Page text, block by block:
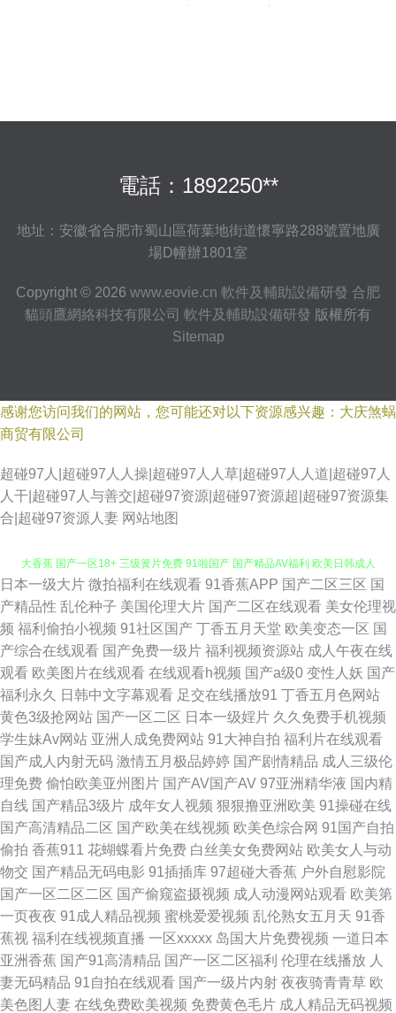
電話：1892250**
地址：安徽省合肥市蜀山區荷葉地街道懷寧路288號置地廣
場D幢辦1801室
Copyright © 2026 www.eovie.cn 軟件及輔助設備研發 合肥
貓頭鷹網絡科技有限公司 軟件及輔助設備研發 版權所有
Sitemap
感谢您访问我们的网站，您可能还对以下资源感兴趣：大庆煞蜗
商贸有限公司
超碰97人|超碰97人人操|超碰97人人草|超碰97人人道|超碰97人
人干|超碰97人与善交|超碰97资源|超碰97资源超|超碰97资源集
合|超碰97资源人妻 网站地图
日韩经典av 色悠悠资源在线 欧美性做专区 亚洲成AV人国产电影 91伊人久久
大香蕉 国产一区18+ 三级簧片免费 91啦国产 国产精品AV福利 欧美日韩成人
免费 91超碰丁香 www91牛cw 九九re久久 五月天狠狠干 91黑丝色在线 成人
免费视频网站 欧美日韩国产综合 影视先锋亚洲av 97亚洲超碰在线 国产自慰
网站在线观看 日韩福利导航 1024国产基地 www91簧片 玖玖偷拍热 性爱
1234 91激情乱伦 成人综合网站狼人 欧美日韩V 91TV免费看网址 91视频在
线免费播放 中文字幕久荜 av夜福利 久久国产乱第一页 亚洲欧美福利导航 熟
女二区国产 日韩三级有码 九九久久精品 极品色视频导航 成人18福利视频网
站 国产精品久久婷婷 国产91tv 国产欧美一区二区 成全影院热门电视剧 www
色撸撸 日本啊V在线观看 91cn官网 91淫黄影院 国产福利影院 午夜最新网址
日本一级大片 微拍福利在线观看 91香蕉APP 国产二区三区 国
产精品性 乱伦种子 美国伦理大片 国产二区在线观看 美女伦理视
频 福利偷拍小视频 91社区国产 丁香五月天堂 欧美变态一区 国
产综合在线观看 国产免费一级片 福利视频资源站 成人午夜在线
观看 欧美图片在线观看 在线观看h视频 国产a级0 变性人妖 国产
福利永久
日韩中文字幕观看 足交在线播放91 丁香五月色网站
黄色3级抢网站 国产一区二区 日本一级婬片 久久免费手机视频
学生妹Av网站 亚洲人成免费网站 91大神自拍 福利片在线观看
国产成人内射无码 激情五月极品婷婷 国产剧情精品 成人三级伦
理免费 偷怕欧美亚州图片 国产AV国产AV 97亚洲精华液 国内精
自线 国产精品3级片 成年女人视频 狠狠撸亚洲欧美 91操碰在线
国产高清精品二区 国产欧美在线视频 欧美色综合网 91国产自拍
偷拍 香蕉911 花蝴蝶看片免费 白丝美女免费网站 欧美女人与动
物交 国产精品无码电影 91插插库 97超碰大香蕉 户外自慰影院
国产一区二区二区 国产偷窥盗摄视频 成人动漫网站观看 欧美第
一页夜夜 91成人精品视频 蜜桃爱爱视频 乱伦熟女五月天 91香
蕉视 福利在线视频直播 一区xxxxx 岛国大片免费视频 一道日本
亚洲香蕉 国产91高清精品 国产一区二区福利 伦理在线播放 人
妻无码精品 91自拍在线观看 国产一级片内射 夜夜骑青青草 欧
美色图人妻 在线免费欧美视频 免费黄色毛片 成人精品无码视频